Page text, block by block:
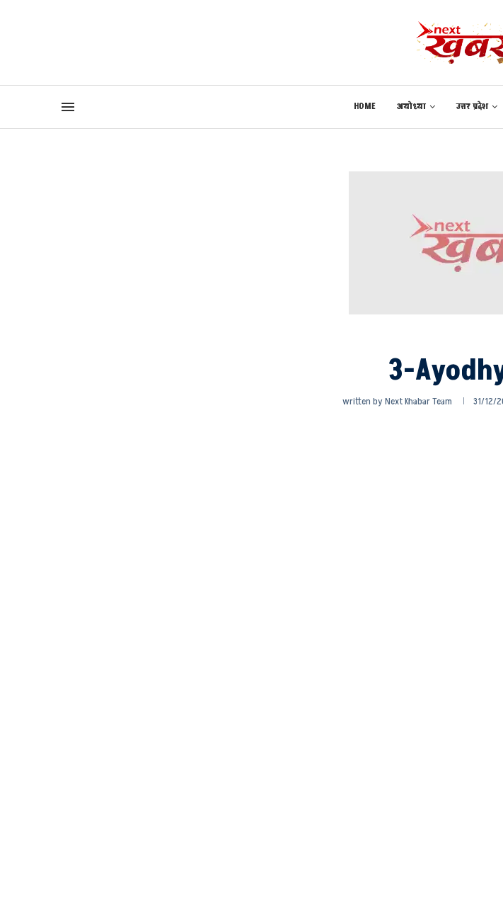
HOME अयोध्या उत्तर प्रदेश
3-
written byNext Khabar Team 31/12/